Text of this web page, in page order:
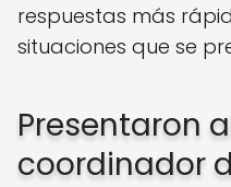
respuestas más
situaciones que se
Presentaron
coordinador